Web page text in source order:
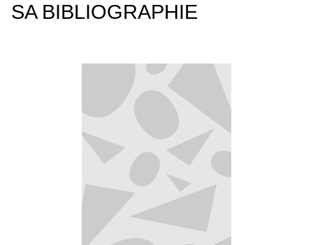
SA BIBLIOGRAPHIE